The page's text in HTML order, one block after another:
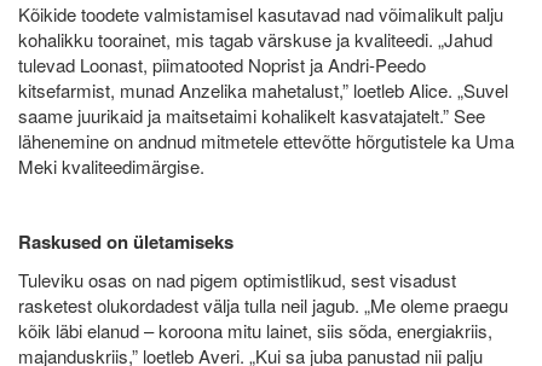
Kõikide toodete valmistamisel kasutavad nad võimalikult palju
kohalikku toorainet, mis tagab värskuse ja kvaliteedi. „Jahud
tulevad Loonast, piimatooted Noprist ja Andri-Peedo
kitsefarmist, munad Anzelika mahetalust,” loetleb Alice. „Suvel
saame juurikaid ja maitsetaimi kohalikelt kasvatajatelt.” See
lähenemine on andnud mitmetele ettevõtte hõrgutistele ka Uma
Meki kvaliteedimärgise.
Raskused on ületamiseks
Tuleviku osas on nad pigem optimistlikud, sest visadust
rasketest olukordadest välja tulla neil jagub. „Me oleme praegu
kõik läbi elanud – koroona mitu lainet, siis sõda, energiakriis,
majanduskriis,” loetleb Averi. „Kui sa juba panustad nii palju